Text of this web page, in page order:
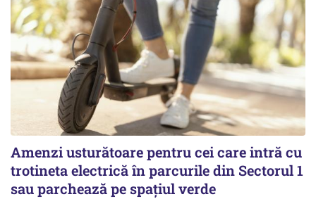
Amenzi usturătoare pentru cei care intră cu
trotineta electrică în parcurile din Sectorul 1
sau parchează pe spațiul verde